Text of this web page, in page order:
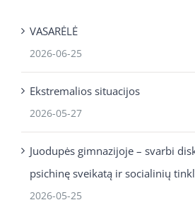
VASARĖLĖ
2026-06-25
Ekstremalios situacijos
2026-05-27
Juodupės gimnazijoje – svarbi
psichinę sveikatą ir socialinių
2026-05-25